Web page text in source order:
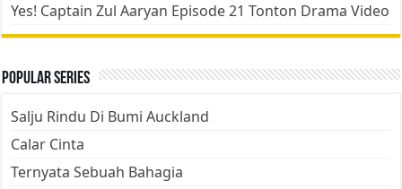
Yes! Captain Zul Aaryan Episode 21 Tonton Drama Video
Popular Series
Salju Rindu Di Bumi Auckland
Calar Cinta
Ternyata Sebuah Bahagia